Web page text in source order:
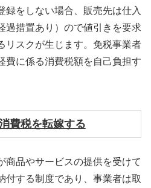
録をしない場合、販売先は仕入
過措置あり）ので値引きを要求
リスクが生じます。免税事業者
費に係る消費税額を自己負担す
費税を転嫁する
商品やサービスの提供を受けて
付する制度であり、事業者は取